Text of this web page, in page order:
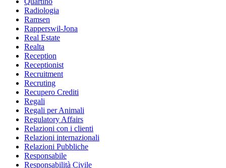
Radiologia
Ramsen
Rapperswil-Jona
Real Estate
Realta
Reception
Receptionist
Recruitment
Recruting
Recupero Crediti
Regali
Regali per Animali
Regulatory Affairs
Relazioni con i clienti
Relazioni internazionali
Relazioni Pubbliche
Responsabile
Responsabilità Civile